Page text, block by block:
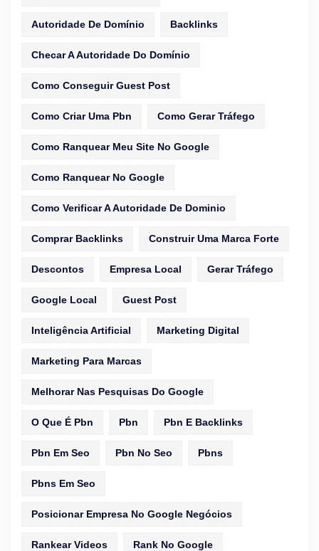
Autoridade De Domínio Backlinks
Checar A Autoridade Do Domínio
Como Conseguir Guest Post
Como Criar Uma Pbn Como Gerar Tráfego
Como Ranquear Meu Site No Google
Como Ranquear No Google
Como Verificar A Autoridade De Dominio
Comprar Backlinks Construir Uma Marca Forte
Descontos Empresa Local Gerar Tráfego
Google Local Guest Post
Inteligência Artificial Marketing Digital
Marketing Para Marcas
Melhorar Nas Pesquisas Do Google
O Que É Pbn Pbn Pbn E Backlinks
Pbn Em Seo Pbn No Seo Pbns
Pbns Em Seo
Posicionar Empresa No Google Negócios
Rankear Videos Rank No Google